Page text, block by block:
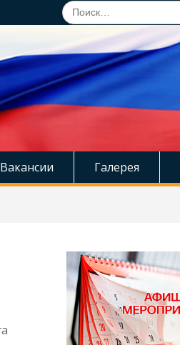
Поиск
по:
Вакансии Галерея